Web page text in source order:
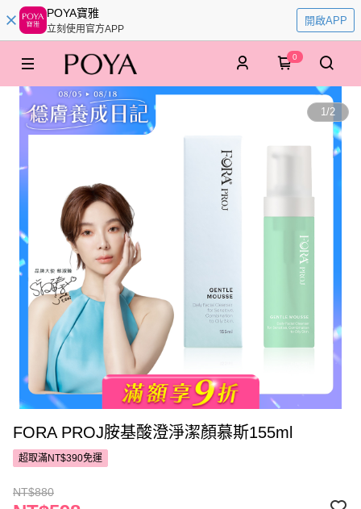
POYA寶雅
立刻使用官方APP
開啟APP
0
1/2
FORA PROJ胺基酸澄淨潔顏慕斯155ml
超取滿NT$390免運
NT$880